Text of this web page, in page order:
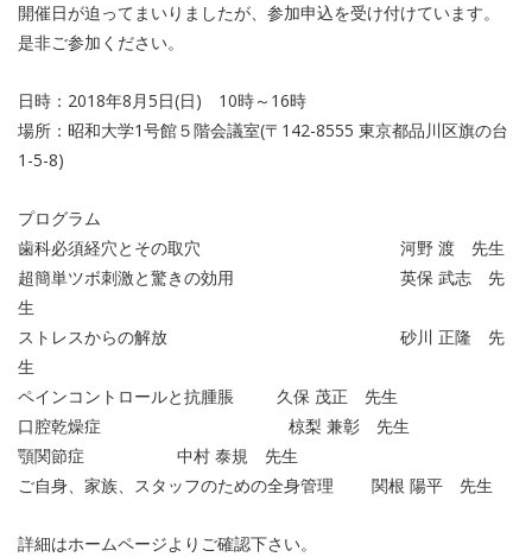
開催日が迫ってまいりましたが、参加申込を受け付けています。
是非ご参加ください。
日時：2018年8月5日(日) 10時～16時
場所：昭和大学1号館５階会議室(〒142-8555 東京都品川区旗の台
1-5-8)
プログラム
歯科必須経穴とその取穴 河野 渡 先生
超簡単ツボ刺激と驚きの効用 英保 武志 先
生
ストレスからの解放 砂川 正隆 先
生
ペインコントロールと抗腫脹 久保 茂正 先生
口腔乾燥症 椋梨 兼彰 先生
顎関節症 中村 泰規 先生
ご自身、家族、スタッフのための全身管理 関根 陽平 先生
詳細はホームページよりご確認下さい。